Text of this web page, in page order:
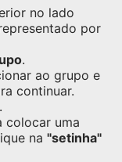
no lado
por
.
ao grupo e
continuar.
colocar uma
na "setinha"